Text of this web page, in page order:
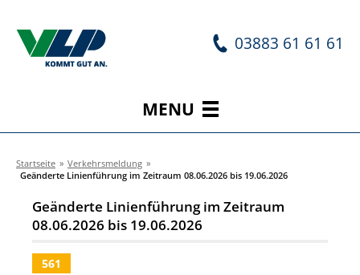
03883 61 61 61
MENU
Startseite » Verkehrsmeldung »
Geänderte Linienführung im Zeitraum 08.06.2026 bis 19.06.2026
Geänderte Linienführung im Zeitraum
08.06.2026 bis 19.06.2026
561